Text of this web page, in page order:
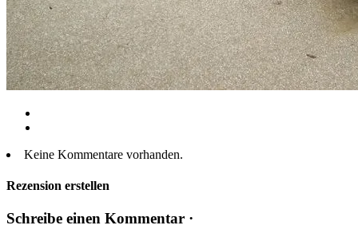
Keine Kommentare vorhanden.
Rezension erstellen
Schreibe einen Kommentar ·